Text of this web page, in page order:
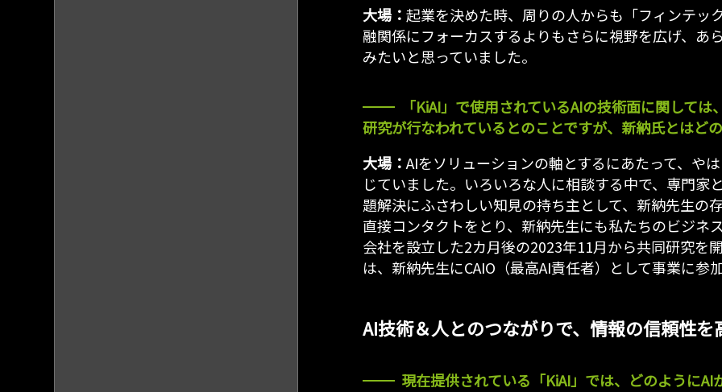
大場：起業を決めた時、周りの人からも「フィンテッ
融関係にフォーカスするよりもさらに視野を広げ、あ
みたいと思っていました。
「KiAI」で使用されているAIの技術面に関して
研究が行なわれているとのことですが、新納氏とはど
大場：AIをソリューションの軸とするにあたって、や
じていました。いろいろな人に相談する中で、専門家
題解決にふさわしい知見の持ち主として、新納先生の
直接コンタクトをとり、新納先生にも私たちのビジネ
会社を設立した2カ月後の2023年11月から共同研究を
は、新納先生にCAIO（最高AI責任者）として事業に参
AI技術＆人とのつながりで、情報の信頼性を
現在提供されている「KiAI」では、どのように